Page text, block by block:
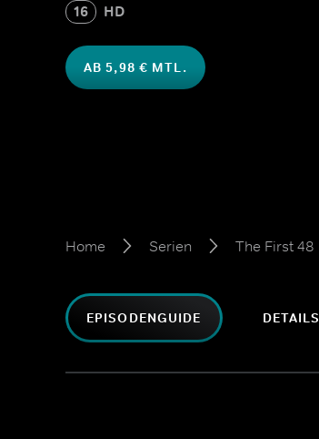
16 HD
AB 5,98 € MTL.
Home Serien The First 48
EPISODENGUIDE DETAILS